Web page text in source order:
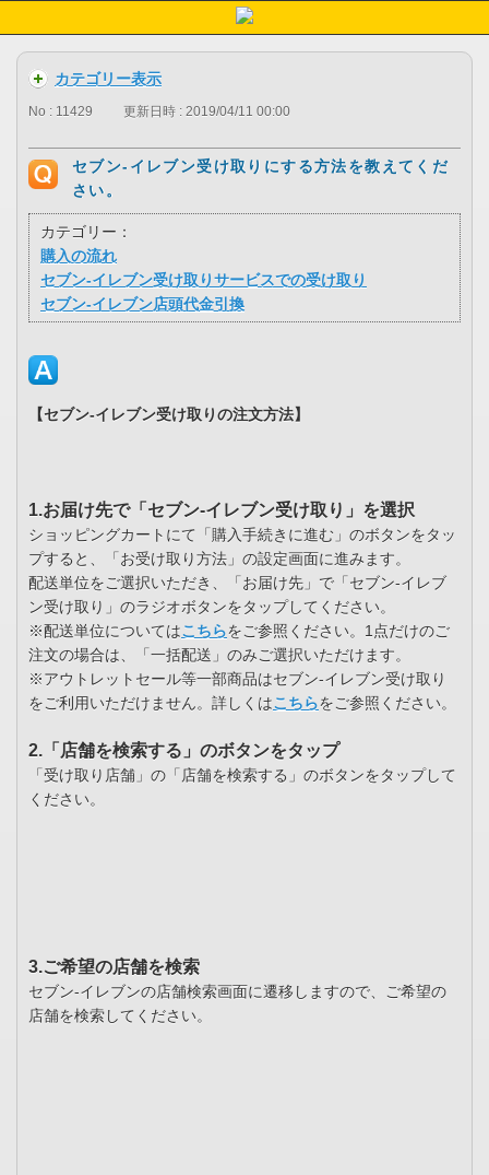
カテゴリー表示
No : 11429 更新日時 : 2019/04/11 00:00
セブン-イレブン受け取りにする方法を教えてくだ
さい。
カテゴリー：
購入の流れ
セブン-イレブン受け取りサービスでの受け取り
セブン-イレブン店頭代金引換
【セブン-イレブン受け取りの注文方法】
1.お届け先で「セブン-イレブン受け取り」を選択
ショッピングカートにて「購入手続きに進む」のボタンをタッ
プすると、「お受け取り方法」の設定画面に進みます。
配送単位をご選択いただき、「お届け先」で「セブン-イレブ
ン受け取り」のラジオボタンをタップしてください。
※配送単位についてはこちらをご参照ください。1点だけのご
注文の場合は、「一括配送」のみご選択いただけます。
※アウトレットセール等一部商品はセブン-イレブン受け取り
をご利用いただけません。詳しくはこちらをご参照ください。
2.「店舗を検索する」のボタンをタップ
「受け取り店舗」の「店舗を検索する」のボタンをタップして
ください。
3.ご希望の店舗を検索
セブン-イレブンの店舗検索画面に遷移しますので、ご希望の
店舗を検索してください。